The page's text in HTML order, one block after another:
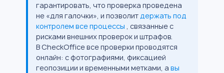
гарантировать, что проверка проведена
не «для галочки», и позволитдержать под
контролем все процессы , связанные с
рисками внешних проверок и штрафов.
В CheckOffice все проверки проводятся
онлайн: с фотографиями, фиксацией
геопозиции и временными метками, а вы